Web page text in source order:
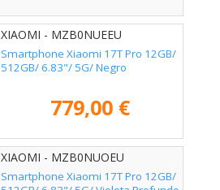
XIAOMI - MZB0NUEEU
Smartphone Xiaomi 17T Pro 12GB/
512GB/ 6.83"/ 5G/ Negro
779,00 €
XIAOMI - MZB0NUOEU
Smartphone Xiaomi 17T Pro 12GB/